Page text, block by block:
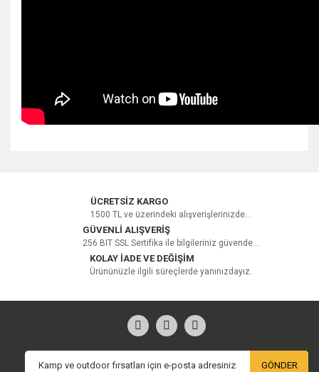
Bu ürüne ilk yorumu siz yapın!
Yorum Yaz
ÜCRETSİZ KARGO
1500 TL ve üzerindeki alışverişlerinizde...
GÜVENLİ ALIŞVERİŞ
256 BIT SSL Sertifika ile bilgileriniz güvende...
KOLAY İADE VE DEĞİŞİM
Ürününüzle ilgili süreçlerde yanınızdayız.
GÖNDER